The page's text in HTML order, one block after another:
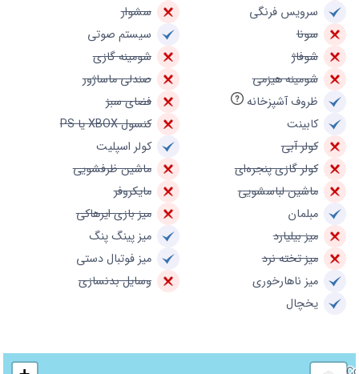
سرویس فرنگی
سشوار
سونا
سیستم صوتی
شوفاژ
شومینه گازی
شومینه هیزمی
صندلی ماساژور
ظروف آشپزخانه
فضای سبز
کابینت
کنسول XBOX یا PS
کولر آبی
کولر اسپلیت
کولر گازی پنجره‌ای
ماشین ظرفشویی
ماشین لباسشویی
مایکروفر
مبلمان
میز بازی ایرهاکی
میز بیلیارد
میز پینگ پنگ
میز تخته نرد
میز فوتبال دستی
میز ناهارخوری
وسایل بدنسازی
یخچال